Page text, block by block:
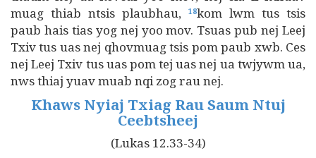
muag thiab ntsis plaubhau,
18kom lwm tus tsis
paub hais tias yog nej yoo mov. Tsuas pub nej Leej
Txiv tus uas nej qhovmuag tsis pom paub xwb. Ces
nej Leej Txiv tus uas pom tej uas nej ua twjywm ua,
nws thiaj yuav muab nqi zog rau nej.
Khaws Nyiaj Txiag Rau Saum Ntuj
Ceebtsheej
(Lukas 12.33-34)